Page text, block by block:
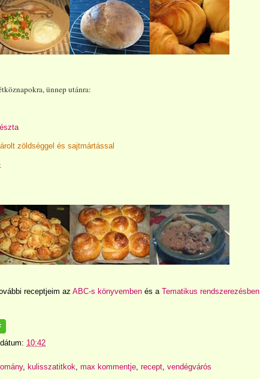
ünnep utánra:
zöldséggel és sajtmártással
receptjeim az ABC-s könyvemben és a Tematikus rendszerezésben
dátum: 10:42
, kulisszatitkok, max kommentje, recept, vendégvárós